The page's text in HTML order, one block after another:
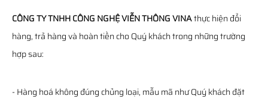
CÔNG TY TNHH CÔNG NGHỆ VIỄN THÔNG VINAthực hiện đổi
hàng, trả hàng và hoàn tiền cho Quý khách trong những trường
hợp sau:
- Hàng hoá không đúng chủng loại, mẫu mã như Quý khách đặt